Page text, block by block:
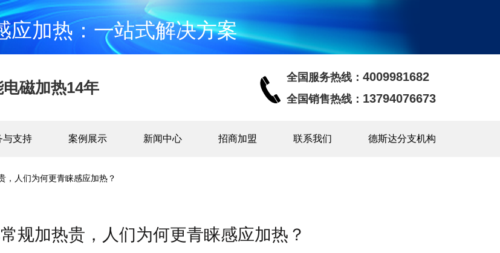
应加热：一站式解决方案
磁加热14年
全国服务热线： 4009981682
全国销售热线： 13794076673
与支持 案例展示 新闻中心 招商加盟 联系我们 德斯达分支机构
，人们为何更青睐感应加热？
规加热贵，人们为何更青睐感应加热？